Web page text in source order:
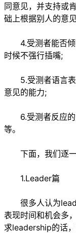
同意见，并支持或
础上根据别人的意
4.受测者能否倾
时候不强行插嘴;
5.受测者语言表
意见的能力;
6.受测者反应的
等。
下面，我们逐一
1.Leader篇
很多人认为
表现时间和机会多
求leadership的话